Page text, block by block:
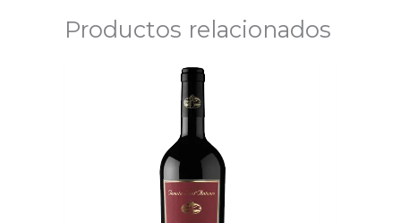
Productos relacionados